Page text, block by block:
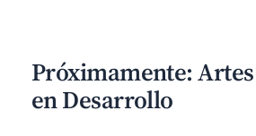
Próximamente:
en Desarrollo